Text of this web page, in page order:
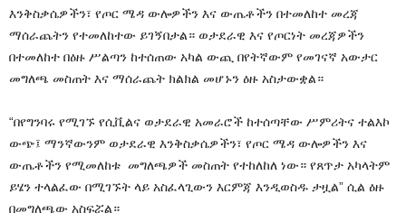
እንቅስቃሴዎችን፣ የጦር ሜዳ ውሎዎችን እና ውጤቶችን በተመለከተ መረጃ
ማሰራጨትን የተመለከተው ይገኝበታል። ወታደራዊ እና የጦርነት መረጃዎችን
በተመለከተ በዕዙ ሥልጣን ከተሰጠው አካል ውጪ በየትኛውም የመገናኛ አውታር
መግለጫ መስጠት እና ማሰራጨት ክልክል መሆኑን ዕዙ አስታውቋል።
“በየግንባሩ የሚገኙ የሲቪልና ወታደራዊ አመራሮች ከተሰጣቸው ሥምሪትና ተልእኮ
ውጭ፤ ማንኛውንም ወታደራዊ እንቅስቃሴዎችን፣ የጦር ሜዳ ውሎዎችን እና
ውጤቶችን የሚመለከቱ መግለጫዎች መስጠት የተከለከለ ነው። የጸጥታ አካላትም
ይሄን ተላልፈው በሚገኙት ላይ አስፈላጊውን እርምጃ እንዲወስዱ ታዟል” ሲል ዕዙ
በመግለጫው አስፍሯል።